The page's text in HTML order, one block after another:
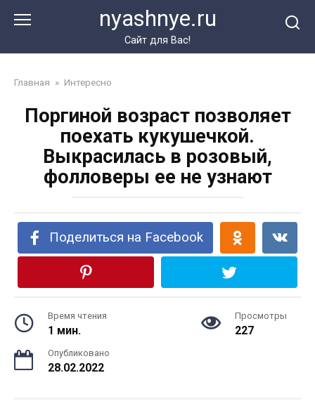
nyashnye.ru
Сайт для Вас!
Главная » Интересно
Поргиной возраст позволяет
поехать кукушечкой.
Выкрасилась в розовый,
фолловеры ее не узнают
Поделиться на Facebook
Время чтения
1 мин.
Просмотры
227
Опубликовано
28.02.2022